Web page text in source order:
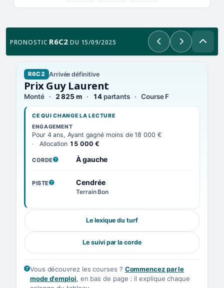
PRONOSTIC R6C2 DU 15/09/2025 PrécédentSuivant
R6C2 Arrivée définitive
Prix Guy Laurent
Monté 2 825 m 14partants Course F
CE QUI CHANGE LA LECTURE
ENGAGEMENT
Pour 4 ans, Ayant gagné moins de 18 000 €
Allocation 15 000 €
CORDE
, VOIR LA DÉFINITION
À gauche
PISTE
, VOIR LA DÉFINITION
Cendrée
Terrain Bon
Le lexique du turf
Le suivi par la corde
Vous découvrez les courses ? Commencez par le
mode d'emploi, en bas de page : il explique chaque